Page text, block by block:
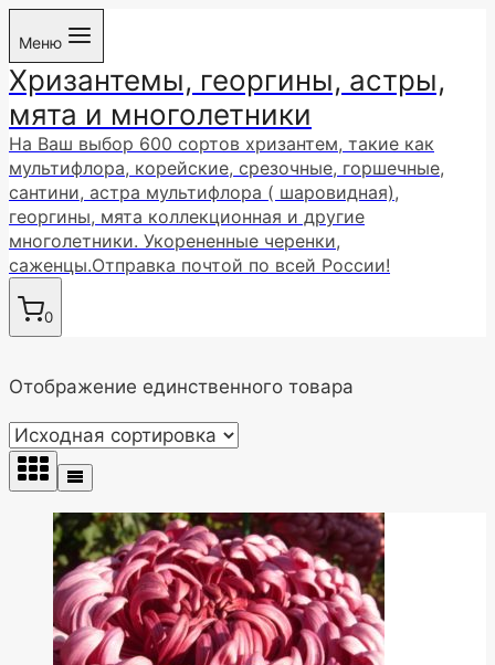
Перейти
содержимому
Меню
Хризантемы, георгины, астры,
мята и многолетники
На Ваш выбор 600 сортов хризантем, такие как
мультифлора, корейские, срезочные, горшечные,
сантини, астра мультифлора ( шаровидная),
георгины, мята коллекционная и другие
многолетники. Укорененные черенки,
саженцы.Отправка почтой по всей России!
0
Отображение единственного товара